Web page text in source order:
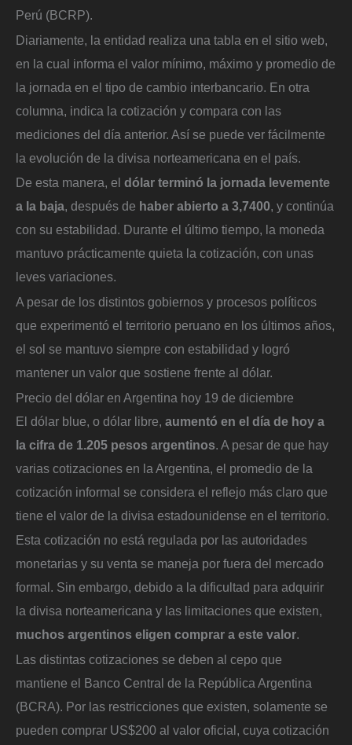
Perú (BCRP).
Diariamente, la entidad realiza una tabla en el sitio web,
en la cual informa el valor mínimo, máximo y promedio de
la jornada en el tipo de cambio interbancario. En otra
columna, indica la cotización y compara con las
mediciones del día anterior. Así se puede ver fácilmente
la evolución de la divisa norteamericana en el país.
De esta manera, el dólar terminó la jornada levemente
a la baja, después de haber abierto a 3,7400, y continúa
con su estabilidad. Durante el último tiempo, la moneda
mantuvo prácticamente quieta la cotización, con unas
leves variaciones.
A pesar de los distintos gobiernos y procesos políticos
que experimentó el territorio peruano en los últimos años,
el sol se mantuvo siempre con estabilidad y logró
mantener un valor que sostiene frente al dólar.
Precio del dólar en Argentina hoy 19 de diciembre
El dólar blue, o dólar libre, aumentó en el día de hoy a
la cifra de 1.205 pesos argentinos . A pesar de que hay
varias cotizaciones en la Argentina, el promedio de la
cotización informal se considera el reflejo más claro que
tiene el valor de la divisa estadounidense en el territorio.
Esta cotización no está regulada por las autoridades
monetarias y su venta se maneja por fuera del mercado
formal. Sin embargo, debido a la dificultad para adquirir
la divisa norteamericana y las limitaciones que existen,
muchos argentinos eligen comprar a este valor.
Las distintas cotizaciones se deben al cepo que
mantiene el Banco Central de la República Argentina
(BCRA). Por las restricciones que existen, solamente se
pueden comprar US$200 al valor oficial, cuya cotización